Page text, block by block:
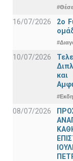
16/07/2026
2o
10/07/2026
08/07/2026